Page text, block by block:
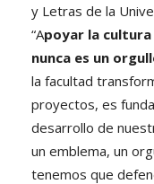
y Letras de la
“Apoyar la cultura
nunca es un
la facultad
proyectos, es
desarrollo de
un emblema, un
tenemos que